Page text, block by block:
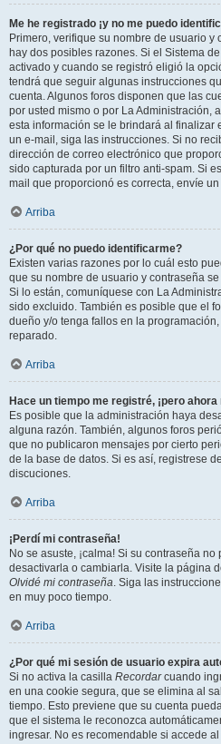
Me he registrado ¡y no me puedo
Primero, verifique su nombre de usuario y
hay dos posibles razones. Si el Sistema
activado y cuando se registró eligió la
tendrá que seguir algunas instrucciones
cuenta. Algunos foros disponen que las
por usted mismo o por La Administración,
esta información se le brindará al finalizar
un e-mail, siga las instrucciones. Si no
dirección de correo electrónico que
sido capturada por un filtro anti-spam. Si
mail que proporcionó es correcta, envíe
Arriba
¿Por qué no puedo identificarme?
Existen varias razones por lo cuál esto
que su nombre de usuario y contraseña
Si lo están, comuníquese con La
sido excluido. También es posible que el
dueño y/o tenga fallos en la
reparado.
Arriba
Hace un tiempo me registré, ¡pero
Es posible que la administración haya
alguna razón. También, algunos foros
que no publicaron mensajes por cierto
de la base de datos. Si es así, registrese
discuciones.
Arriba
¡Perdí mi contraseña!
No se asuste, ¡calma! Si su contraseña
desactivarla o cambiarla. Visite la página
Olvidé mi contraseña. Siga las
en muy poco tiempo.
Arriba
¿Por qué mi sesión de usuario expira
Si no activa la casilla Recordarcuando
en una cookie segura, que se elimina al
tiempo. Esto previene que su cuenta
que el sistema le reconozca
ingresar. No es recomendable si accede